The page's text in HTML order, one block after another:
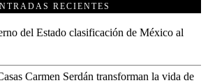
RECIENTES
del Estado clasificación de México al
Carmen Serdán transforman la vida de